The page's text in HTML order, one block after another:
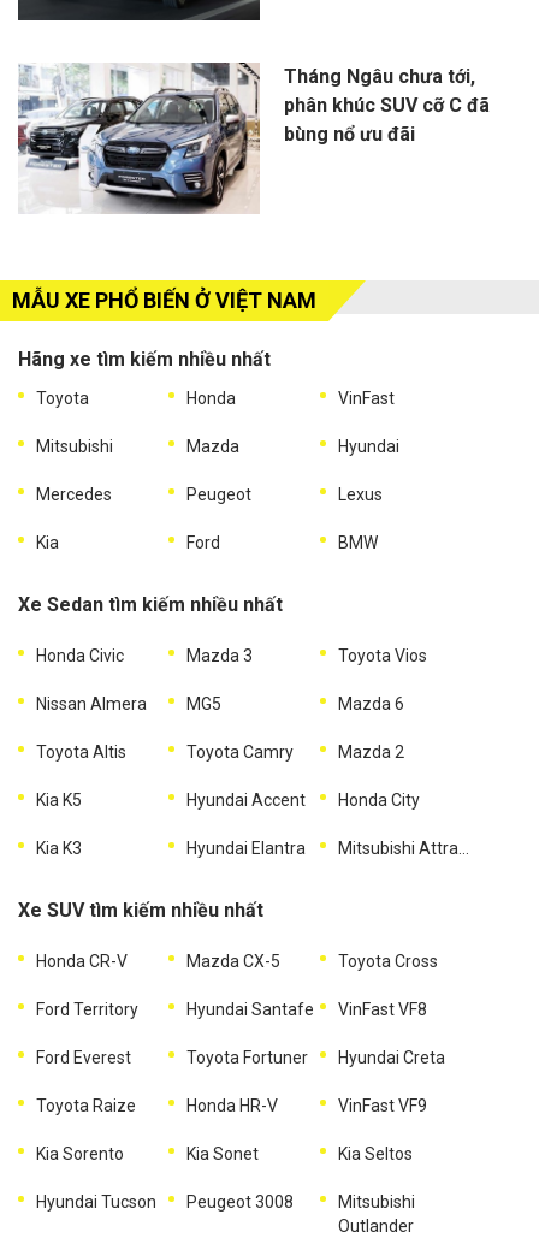
Tháng Ngâu chưa tới,
phân khúc SUV cỡ C đã
bùng nổ ưu đãi
MẪU XE PHỔ BIẾN Ở VIỆT NAM
Hãng xe tìm kiếm nhiều nhất
Toyota Honda VinFast
Mitsubishi Mazda Hyundai
Mercedes Peugeot Lexus
Kia Ford BMW
Xe Sedan tìm kiếm nhiều nhất
Honda Civic Mazda 3 Toyota Vios
Nissan Almera MG5 Mazda 6
Toyota Altis Toyota Camry Mazda 2
Kia K5 Hyundai Accent Honda City
Kia K3 Hyundai Elantra
Xe SUV tìm kiếm nhiều nhất
Honda CR-V Mazda CX-5 Toyota Cross
Ford Territory Hyundai Santafe VinFast VF8
Ford Everest Toyota Fortuner Hyundai Creta
Toyota Raize Honda HR-V VinFast VF9
Kia Sorento Kia Sonet Kia Seltos
Hyundai Tucson Peugeot 3008
Mitsubishi
Outlander